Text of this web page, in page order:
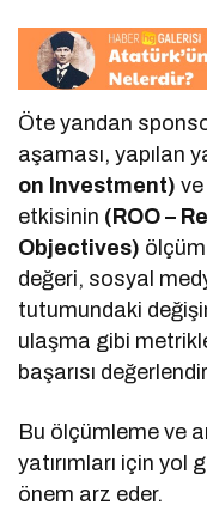
Öte yandan
aşaması, yapılan
on Investment)
etkisinin (ROO –
Objectives)
değeri, sosyal
tutumundaki
ulaşma gibi
başarısı
Bu ölçümleme ve
yatırımları için yol
önem arz eder.